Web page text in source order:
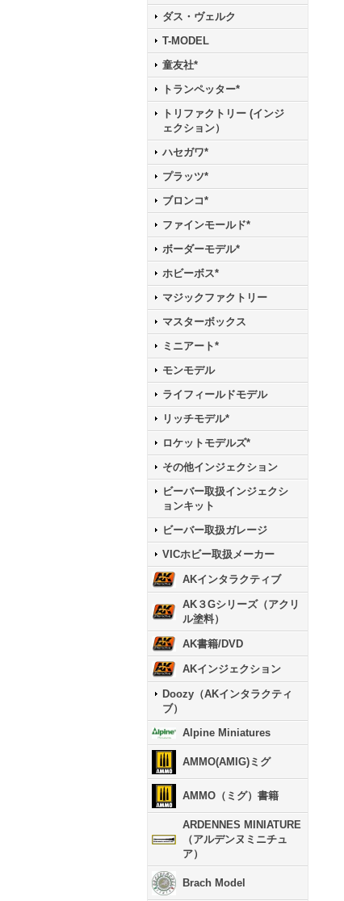
ダス・ヴェルク
T-MODEL
童友社*
トランペッター*
トリファクトリー (インジ
ェクション）
ハセガワ*
プラッツ*
ブロンコ*
ファインモールド*
ボーダーモデル*
ホビーボス*
マジックファクトリー
マスターボックス
ミニアート*
モンモデル
ライフィールドモデル
リッチモデル*
ロケットモデルズ*
その他インジェクション
ビーバー取扱インジェクシ
ョンキット
ビーバー取扱ガレージ
VICホビー取扱メーカー
AKインタラクティブ
AK３Gシリーズ（アクリ
ル塗料）
AK書籍/DVD
AKインジェクション
Doozy（AKインタラクティ
ブ）
Alpine Miniatures
AMMO(AMIG)ミグ
AMMO（ミグ）書籍
ARDENNES MINIATURE
（アルデンヌミニチュ
ア）
Brach Model